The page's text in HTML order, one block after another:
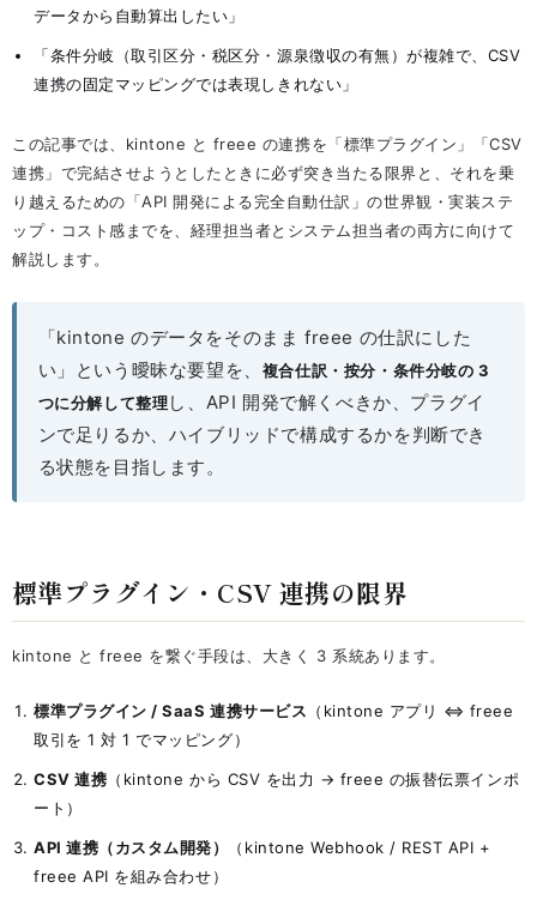
データから自動算出したい」
「条件分岐（取引区分・税区分・源泉徴収の有無）が複雑で、CSV
連携の固定マッピングでは表現しきれない」
この記事では、kintone と freee の連携を「標準プラグイン」「CSV
連携」で完結させようとしたときに必ず突き当たる限界と、それを乗
り越えるための「API 開発による完全自動仕訳」の世界観・実装ステ
ップ・コスト感までを、経理担当者とシステム担当者の両方に向けて
解説します。
「kintone のデータをそのまま freee の仕訳にした
い」という曖昧な要望を、
複合仕訳・按分・条件分岐の 3
つに分解して整理し、API 開発で解くべきか、プラグイ
ンで足りるか、ハイブリッドで構成するかを判断でき
る状態を目指します。
標準プラグイン・CSV 連携の限界
kintone と freee を繋ぐ手段は、大きく 3 系統あります。
標準プラグイン / SaaS 連携サービス （kintone アプリ ⇔ freee
取引を 1 対 1 でマッピング）
CSV 連携 （kintone から CSV を出力 → freee の振替伝票インポ
ート）
API 連携（カスタム開発）
（kintone Webhook / REST API +
freee API を組み合わせ）